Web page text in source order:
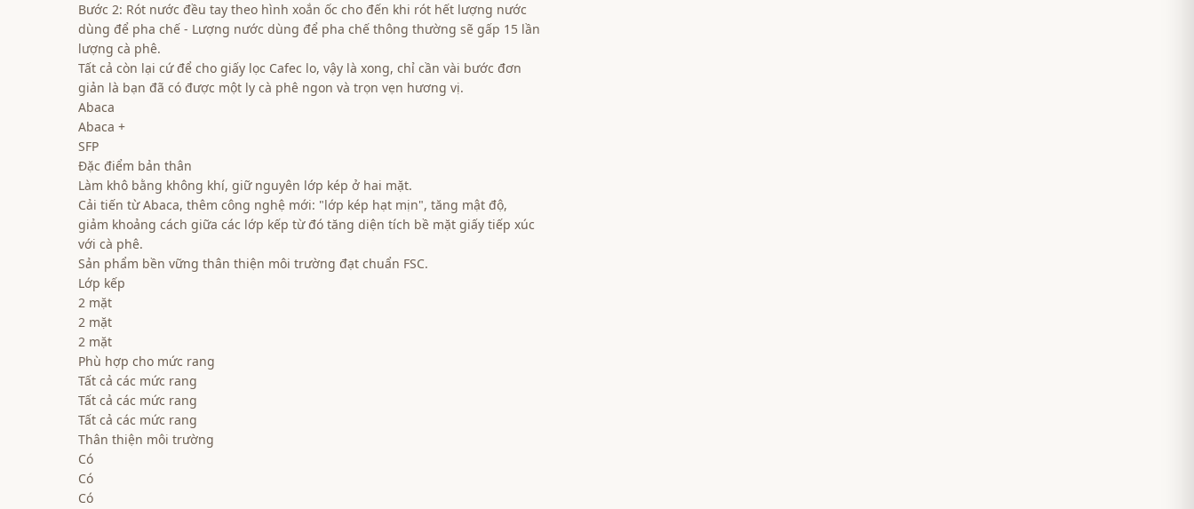
Bước 2: Rót nước đều tay theo hình xoắn ốc cho đến khi rót hết lượng nước
dùng để pha chế - Lượng nước dùng để pha chế thông thường sẽ gấp 15 lần
lượng cà phê.
Tất cả còn lại cứ để cho giấy lọc Cafec lo, vậy là xong, chỉ cần vài bước đơn
giản là bạn đã có được một ly cà phê ngon và trọn vẹn hương vị.
Abaca
Abaca +
SFP
Đặc điểm bản thân
Làm khô bằng không khí, giữ nguyên lớp kép ở hai mặt.
Cải tiến từ Abaca, thêm công nghệ mới: "lớp kép hạt mịn", tăng mật độ,
giảm khoảng cách giữa các lớp kếp từ đó tăng diện tích bề mặt giấy tiếp xúc
với cà phê.
Sản phẩm bền vững thân thiện môi trường đạt chuẩn FSC.
Lớp kếp
2 mặt
2 mặt
2 mặt
Phù hợp cho mức rang
Tất cả các mức rang
Tất cả các mức rang
Tất cả các mức rang
Thân thiện môi trường
Có
Có
Có